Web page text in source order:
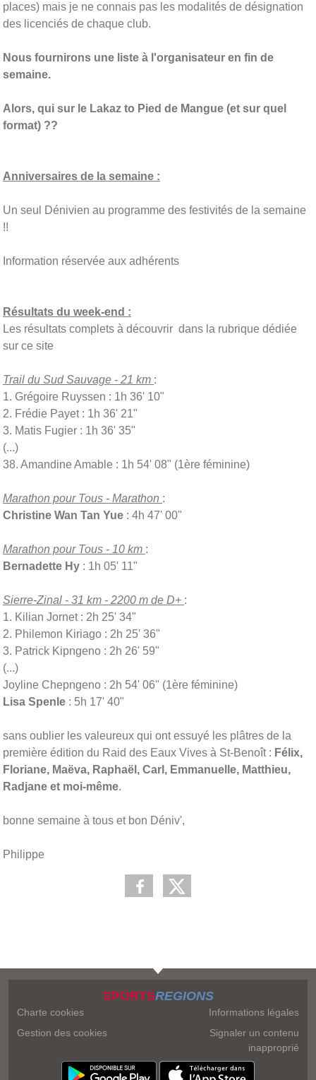
places) mais je ne connais pas les modalités de désignation
des licenciés de chaque club.
Nous fournirons une liste à l'organisateur en fin de
semaine.
Alors, qui sur le Lakaz to Pied de Mangue (et sur quel
format) ??
Anniversaires de la semaine :
Un seul Dénivien au programme des festivités de la semaine
!!
Information réservée aux adhérents
Résultats du week-end :
Les résultats complets à découvrir dans la rubrique dédiée
sur ce site
Trail du Sud Sauvage - 21 km :
1. Grégoire Ruyssen : 1h 36' 10"
2. Frédie Payet : 1h 36' 21"
3. Matis Fugier : 1h 36' 35"
(...)
38. Amandine Amable : 1h 54' 08" (1ère féminine)
Marathon pour Tous - Marathon :
Christine Wan Tan Yue : 4h 47' 00"
Marathon pour Tous - 10 km :
Bernadette Hy : 1h 05' 11"
Sierre-Zinal - 31 km - 2200 m de D+ :
1. Kilian Jornet : 2h 25' 34"
2. Philemon Kiriago : 2h 25' 36"
3. Patrick Kipngeno : 2h 26' 59"
(...)
Joyline Chepngeno : 2h 54' 06" (1ère féminine)
Lisa Spenle : 5h 17' 40"
sans oublier les valeureux qui ont essuyé les plâtres de la
première édition du Raid des Eaux Vives à St-Benoît : Félix,
Floriane, Maëva, Raphaël, Carl, Emmanuelle, Matthieu,
Radjane et moi-même.
bonne semaine à tous et bon Déniv',
Philippe
SPORTSREGIONS
Charte cookies
Gestion des cookies
Informations légales
Signaler un contenu
inapproprié